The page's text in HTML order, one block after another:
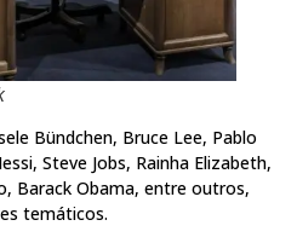
Bündchen, Bruce Lee, Pablo
Steve Jobs, Rainha Elizabeth,
Barack Obama, entre outros,
temáticos.